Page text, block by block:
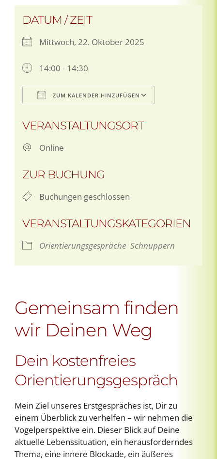
DATUM / ZEIT
Mittwoch, 22. Oktober 2025
14:00 - 14:30
ZUM KALENDER HINZUFÜGEN
VERANSTALTUNGSORT
Online
ZUR BUCHUNG
Buchungen geschlossen
VERANSTALTUNGSKATEGORIEN
Orientierungsgespräche Schnuppern
Gemeinsam finden
wir Deinen Weg
Dein kostenfreies
Orientierungsgespräch
Mein Ziel unseres Erstgespräches ist, Dir zu
einem Überblick zu verhelfen – wir nehmen die
Vogelperspektive ein. Dieser Blick auf Deine
aktuelle Lebenssituation, ein herausforderndes
Thema, eine innere Blockade, ein äußeres